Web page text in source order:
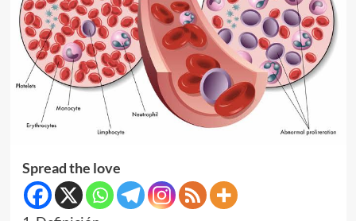
Spread the love